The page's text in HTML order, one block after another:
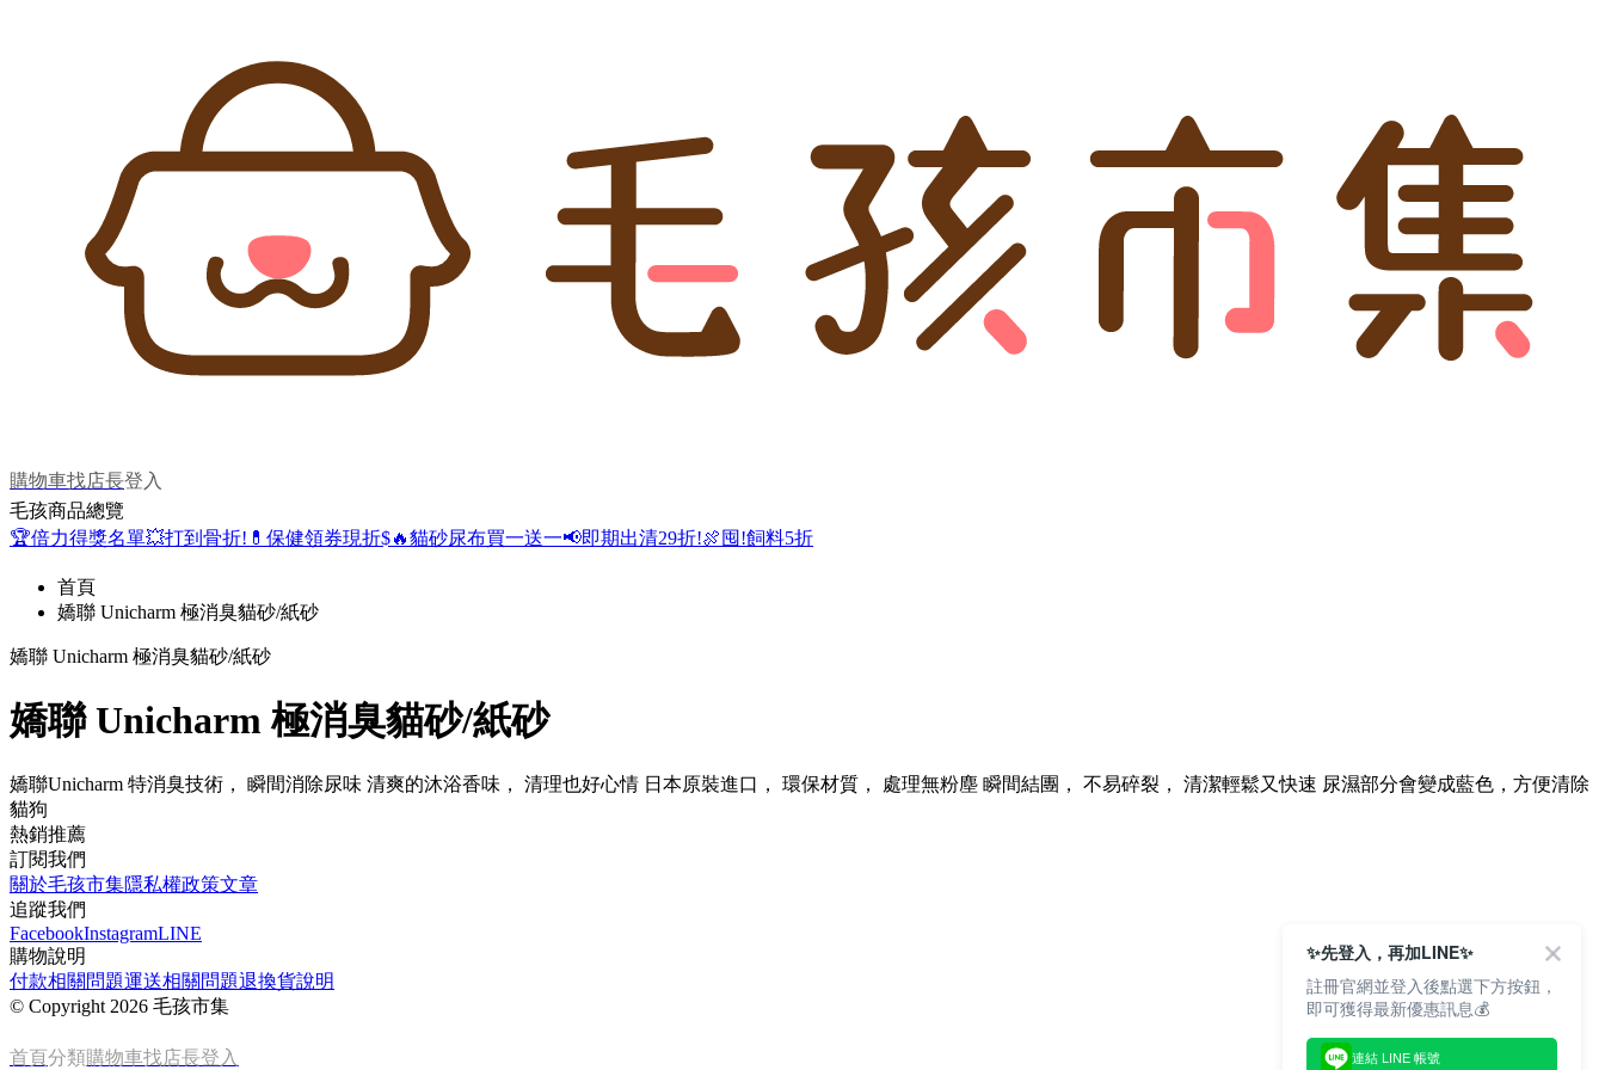
購物車找店長登入
毛孩商品總覽
🏆倍力得獎名單💥打到骨折! 💊保健領券現折$🔥貓砂尿布買一送一📢即期出清29折!🍖囤!飼料5折
首頁
嬌聯 Unicharm 極消臭貓砂/紙砂
嬌聯 Unicharm 極消臭貓砂/紙砂
嬌聯 Unicharm 極消臭貓砂/紙砂
嬌聯Unicharm 特消臭技術， 瞬間消除尿味 清爽的沐浴香味， 清理也好心情 日本原裝進口， 環保材質， 處理無粉塵 瞬間結團， 不易碎裂， 清潔輕鬆又快速 尿濕部分會變成藍色，方便清除
貓狗
熱銷推薦
訂閱我們
關於毛孩市集隱私權政策文章
追蹤我們
FacebookInstagramLINE
購物說明
付款相關問題運送相關問題退換貨說明
© Copyright 2026 毛孩市集
首頁分類購物車找店長登入
✨先登入，再加LINE✨
註冊官網並登入後點選下方按鈕，
即可獲得最新優惠訊息💰
連結 LINE 帳號